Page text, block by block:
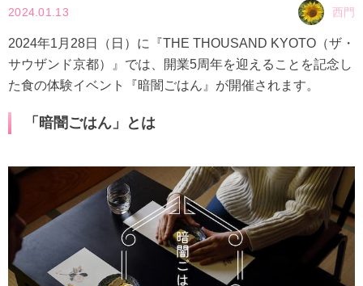
2024.01.13 西門
2024年1月28日（日）に『THE THOUSAND KYOTO（ザ・
サウザンド京都）』では、開業5周年を迎えることを記念し
た食の体験イベント『暗闇ごはん』が開催されます。
「暗闇ごはん」とは